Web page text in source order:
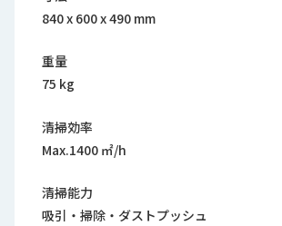
840 x 600 x 490 mm
重量
75 kg
清掃効率
Max.1400 ㎡/h
清掃能力
吸引・掃除・ダストプッシュ